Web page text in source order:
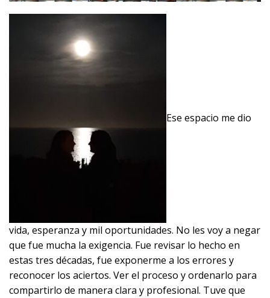
Ese espacio me dio
vida, esperanza y mil oportunidades. No les voy a negar
que fue mucha la exigencia. Fue revisar lo hecho en
estas tres décadas, fue exponerme a los errores y
reconocer los aciertos. Ver el proceso y ordenarlo para
compartirlo de manera clara y profesional. Tuve que